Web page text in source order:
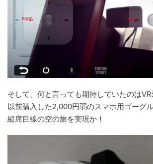
そして、何と言っても期待していたのは
以前購入した2,000円弱のスマホ用ゴーグ
縦席目線の空の旅を実現か！